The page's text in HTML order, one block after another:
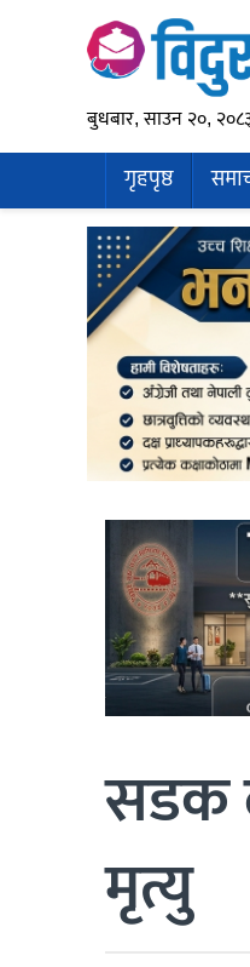
बुधबार, साउन २०,
गृहपृष्ठ
सडक
मृत्यु